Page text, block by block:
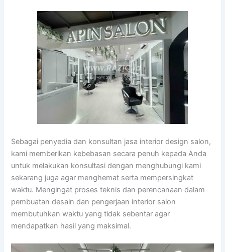
Sebagai penyedia dan konsultan jasa interior design salon,
kami memberikan kebebasan secara penuh kepada Anda
untuk melakukan konsultasi dengan menghubungi kami
sekarang juga agar menghemat serta mempersingkat
waktu. Mengingat proses teknis dan perencanaan dalam
pembuatan desain dan pengerjaan interior salon
membutuhkan waktu yang tidak sebentar agar
mendapatkan hasil yang maksimal.